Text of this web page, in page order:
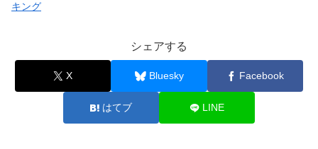
キング
シェアする
X Bluesky Facebook
はてブ LINE